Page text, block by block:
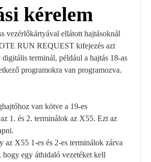
kérelem
vezérlőkártyával ellátott hajtásoknál
RUN REQUEST kifejezés azt
terminál, például a hajtás 18-as
programokra van programozva.
van kötve a 19-es
1. és 2. terminálok az X55. Ezt az
az X55 1-es és 2-es terminálok zárva
hogy egy áthidaló vezetéket kell